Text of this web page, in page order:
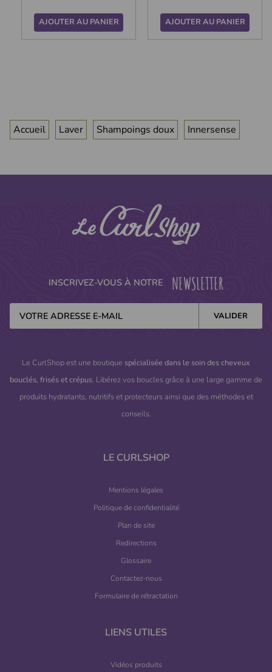
AJOUTER AU PANIER AJOUTER AU PANIER
Accueil Laver Shampoings doux Innersense
INSCRIVEZ-VOUS À NOTRE NEWSLETTER
Le CurlShop est une boutique spécialisée dans le soin des cheveux
bouclés, frisés et crépus. Libérez vos boucles grâce à une large gamme de
produits hydratants, nutritifs et protecteurs ainsi que des méthodes et
conseils.
LE CURLSHOP
Mentions légales
Politique de confidentialité
Plan de site
Redirections
Glossaire
Contactez-nous
Formulaire de rétractation
LIENS UTILES
Vidéos produits